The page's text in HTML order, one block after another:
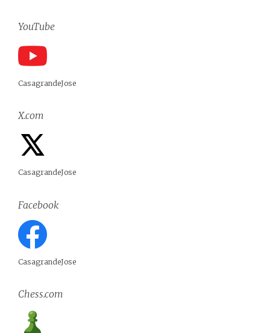
YouTube
CasagrandeJose
X.com
CasagrandeJose
Facebook
CasagrandeJose
Chess.com